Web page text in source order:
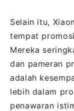
Selain itu,
tempat
Mereka
dan pameran
adalah
lebih dalam
penawaran